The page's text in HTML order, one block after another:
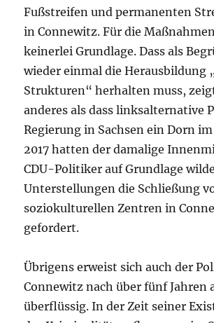
Fußstreifen und permanenten
in Connewitz. Für die
keinerlei Grundlage. Dass als
wieder einmal die Herausbildung
Strukturen“ herhalten muss,
anderes als dass linksalternative
Regierung in Sachsen ein Dorn
2017 hatten der damalige
CDU-Politiker auf Grundlage
Unterstellungen die Schließung
soziokulturellen Zentren in
gefordert.
Übrigens erweist sich auch der
Connewitz nach über fünf Jahren
überflüssig. In der Zeit seiner